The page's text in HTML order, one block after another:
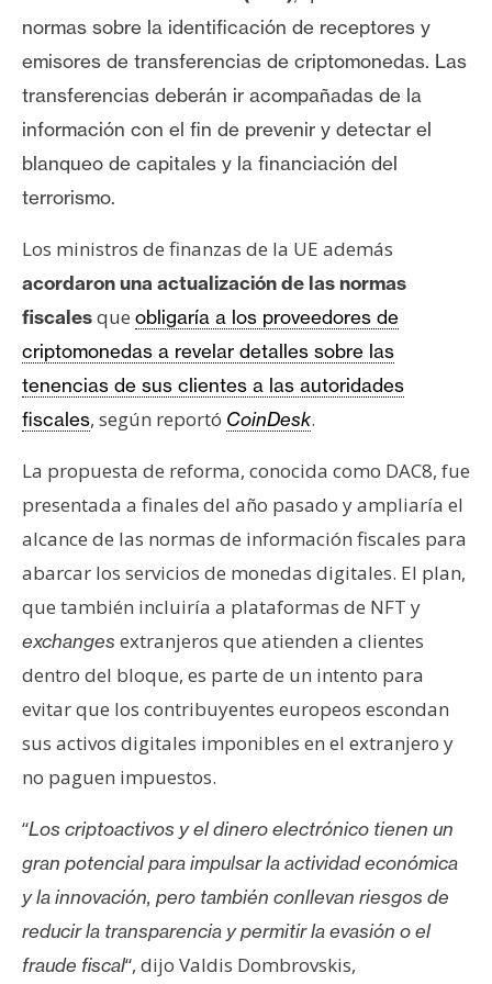
normas sobre la identificación de receptores y
emisores de transferencias de criptomonedas. Las
transferencias deberán ir acompañadas de la
información con el fin de prevenir y detectar el
blanqueo de capitales y la financiación del
terrorismo.
Los ministros de finanzas de la UE además
acordaron una actualización de las normas
fiscalesque obligaría a los proveedores de
criptomonedas a revelar detalles sobre las
tenencias de sus clientes a las autoridades
fiscales, según reportó CoinDesk.
La propuesta de reforma, conocida como DAC8, fue
presentada a finales del año pasado y ampliaría el
alcance de las normas de información fiscales para
abarcar los servicios de monedas digitales. El plan,
que también incluiría a plataformas de NFT y
exchanges extranjeros que atienden a clientes
dentro del bloque, es parte de un intento para
evitar que los contribuyentes europeos escondan
sus activos digitales imponibles en el extranjero y
no paguen impuestos.
“Los criptoactivos y el dinero electrónico tienen un
gran potencial para impulsar la actividad económica
y la innovación, pero también conllevan riesgos de
reducir la transparencia y permitir la evasión o el
fraude fiscal“, dijo Valdis Dombrovskis,